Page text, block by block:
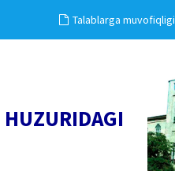
Talablarga muvofiqligi
HUZURIDAGI